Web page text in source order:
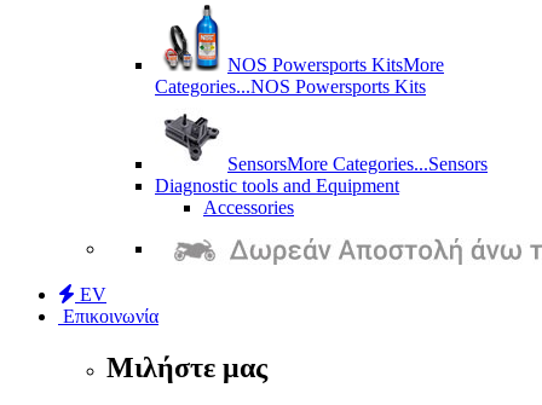
NOS Powersports KitsMore
Categories...NOS Powersports Kits
SensorsMore Categories...Sensors
Diagnostic tools and Equipment
Accessories
EV
Επικοινωνία
Μιλήστε μας